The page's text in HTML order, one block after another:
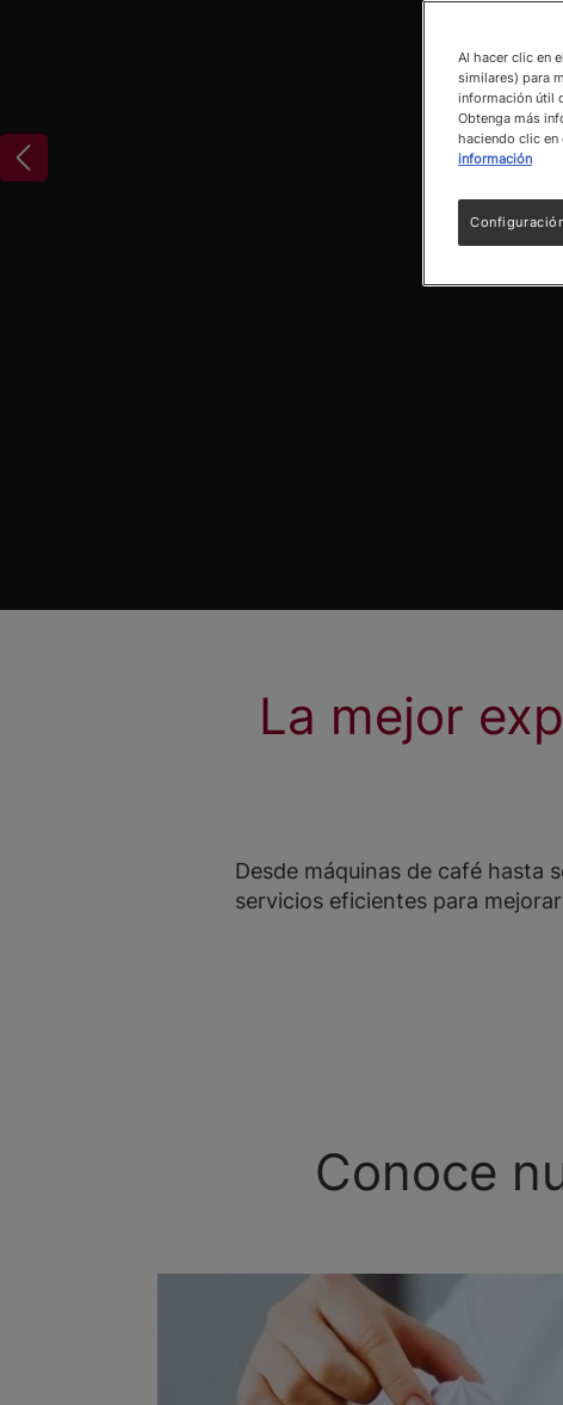
La mejor
Desde máquinas de café hasta
servicios eficientes para
Conoce
Al hacer clic en
similares) para
información útil
Obtenga más
haciendo clic en
información